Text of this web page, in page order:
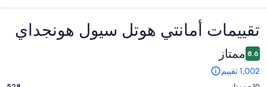
التقييمات
تقييمات ⁦أمانتي هوتل سيول هونجداي⁩
8.6 ممتاز
1,002 تقييم